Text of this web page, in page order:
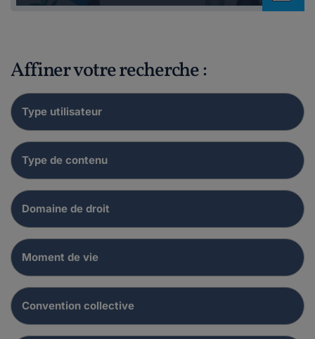
Affiner votre recherche :